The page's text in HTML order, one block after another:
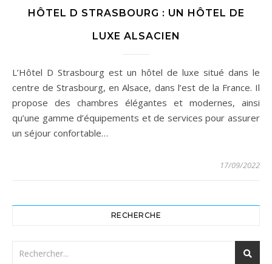
HÔTEL D STRASBOURG : UN HÔTEL DE
LUXE ALSACIEN
L’Hôtel D Strasbourg est un hôtel de luxe situé dans le
centre de Strasbourg, en Alsace, dans l’est de la France. Il
propose des chambres élégantes et modernes, ainsi
qu’une gamme d’équipements et de services pour assurer
un séjour confortable…
17/09/2022
RECHERCHE